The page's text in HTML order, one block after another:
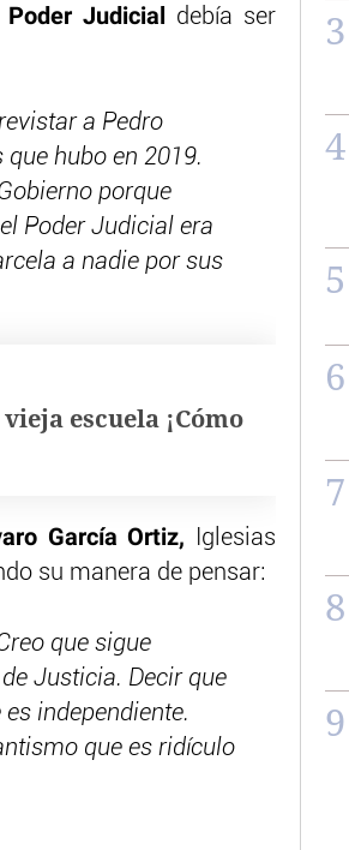
Poder Judicial
debía ser
a Pedro
hubo en 2019.
porque
Poder Judicial era
a nadie por sus
escuela ¡Cómo
García Ortiz, Iglesias
su manera de pensar:
que sigue
Justicia. Decir que
independiente.
que es ridículo